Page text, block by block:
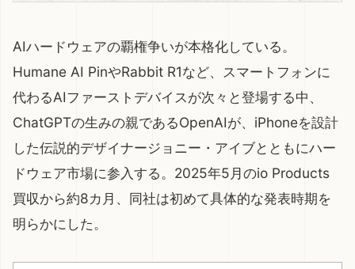
AIハードウェアの覇権争いが本格化している。
Humane AI PinやRabbit R1など、スマートフォンに
代わるAIファーストデバイスが次々と登場する中、
ChatGPTの生みの親であるOpenAIが、iPhoneを設計
した伝説的デザイナージョニー・アイブとともにハー
ドウェア市場に参入する。2025年5月のio Products
買収から約8カ月、同社は初めて具体的な発表時期を
明らかにした。